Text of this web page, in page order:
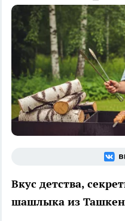
Вкус детства,
шашлыка из